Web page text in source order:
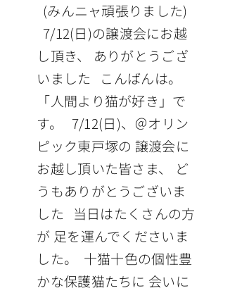
(みんニャ頑張りました)
7/12(日)の譲渡会にお越
し頂き、 ありがとうござ
いました こんばんは。
「人間より猫が好き」で
す。 7/12(日)、＠オリン
ピック東戸塚の 譲渡会に
お越し頂いた皆さま、 ど
うもありがとうございま
した 当日はたくさんの方
が 足を運んでくださいま
した。 十猫十色の個性豊
かな保護猫たちに 会いに